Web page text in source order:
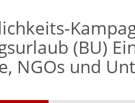
(BU)
NGOs und